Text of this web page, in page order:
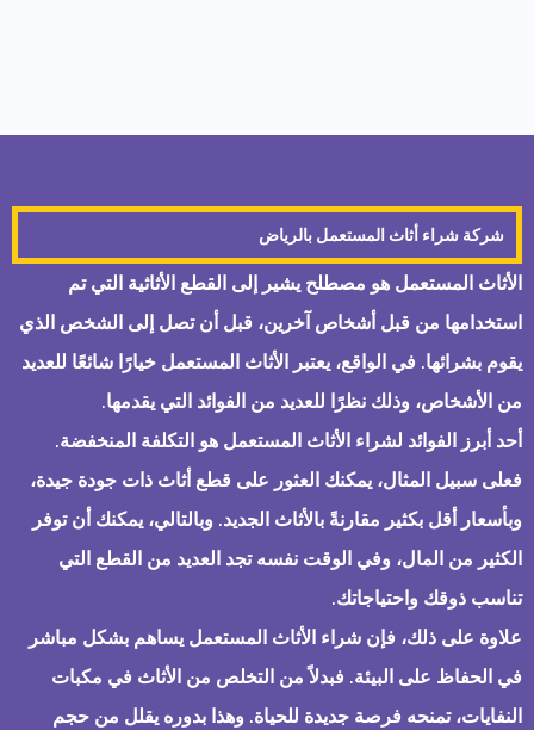
شركة شراء أثاث المستعمل بالرياض
الأثاث المستعمل هو مصطلح يشير إلى القطع الأثاثية التي تم
استخدامها من قبل أشخاص آخرين، قبل أن تصل إلى الشخص الذي
يقوم بشرائها. في الواقع، يعتبر الأثاث المستعمل خيارًا شائعًا للعديد
من الأشخاص، وذلك نظرًا للعديد من الفوائد التي يقدمها.
أحد أبرز الفوائد لشراء الأثاث المستعمل هو التكلفة المنخفضة.
فعلى سبيل المثال، يمكنك العثور على قطع أثاث ذات جودة جيدة،
وبأسعار أقل بكثير مقارنةً بالأثاث الجديد. وبالتالي، يمكنك أن توفر
الكثير من المال، وفي الوقت نفسه تجد العديد من القطع التي
تناسب ذوقك واحتياجاتك.
علاوة على ذلك، فإن شراء الأثاث المستعمل يساهم بشكل مباشر
في الحفاظ على البيئة. فبدلاً من التخلص من الأثاث في مكبات
النفايات، تمنحه فرصة جديدة للحياة. وهذا بدوره يقلل من حجم